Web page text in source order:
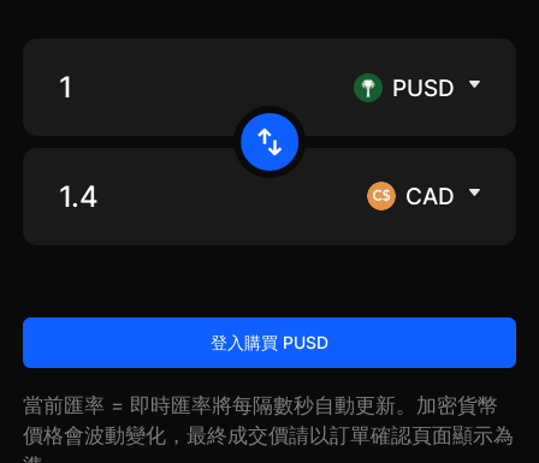
PUSD
CAD
登入購買 PUSD
當前匯率 = 即時匯率將每隔數秒自動更新。加密貨幣
價格會波動變化，最終成交價請以訂單確認頁面顯示為